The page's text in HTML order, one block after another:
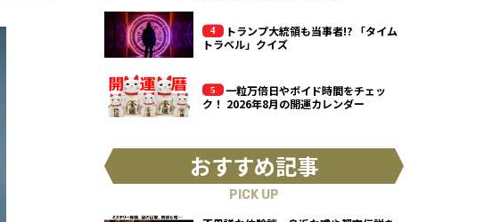
トランプ大統領も当事者!? 「タイム
トラベル」クイズ
一粒万倍日やボイド時間をチェッ
ク！ 2026年8月の開運カレンダー
おすすめ記事
PICK UP